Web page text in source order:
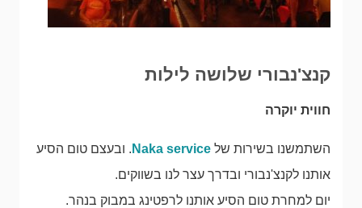
קנצ'נבורי שלושה לילות
חווית יוקרה
השתמשנו בשירות של Naka service . ובעצם טום הסיע
אותנו לקנצ'נבורי ובדרך עצר לנו בשווקים.
יום למחרת טום הסיע אותנו לרפטינג במבוק בנהר.